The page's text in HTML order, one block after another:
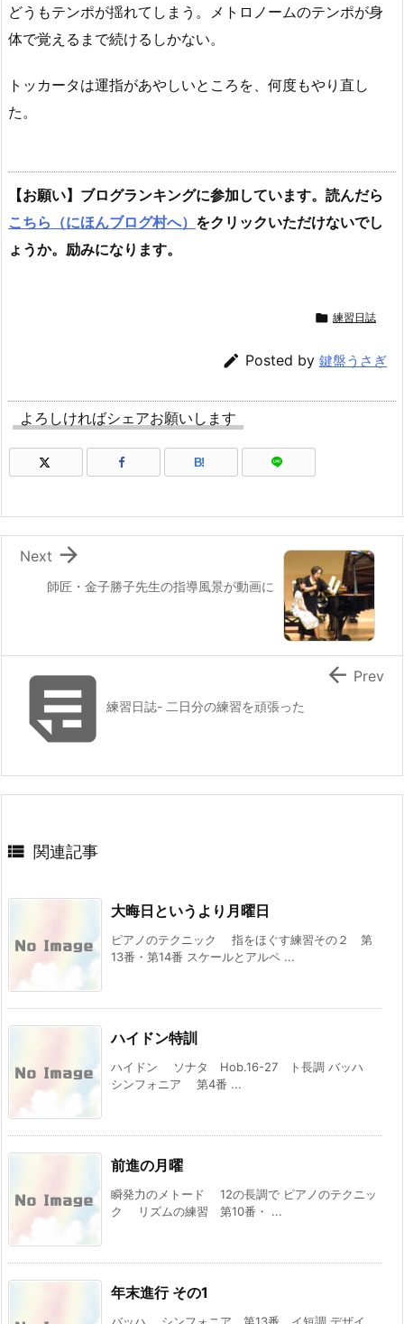
どうもテンポが揺れてしまう。メトロノームのテンポが身
体で覚えるまで続けるしかない。
トッカータは運指があやしいところを、何度もやり直し
た。
【お願い】ブログランキングに参加しています。読んだら
こちら（にほんブログ村へ） をクリックいただけないでし
ょうか。励みになります。
 練習日誌
 Posted by 鍵盤うさぎ
よろしければシェアお願いします
B!
師匠・金子勝子先生の指導風景が動画に

Next
練習日誌- 二日分の練習を頑張った
 Prev
 関連記事
大晦日というより月曜日
ピアノのテクニック 指をほぐす練習その２ 第
13番・第14番 スケールとアルペ ...
ハイドン特訓
ハイドン ソナタ Hob.16-27 ト長調 バッハ
シンフォニア 第4番 ...
前進の月曜
瞬発力のメトード 12の長調で ピアノのテクニッ
ク リズムの練習 第10番・ ...
年末進行 その1
バッハ シンフォニア 第13番 イ短調 デザイ